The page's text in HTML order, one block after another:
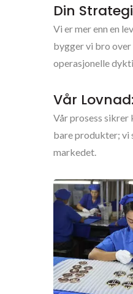
Din
Vi er mer enn en
bygger vi bro over
operasjonelle
Vår
Vår prosess
bare produkter; vi
markedet.